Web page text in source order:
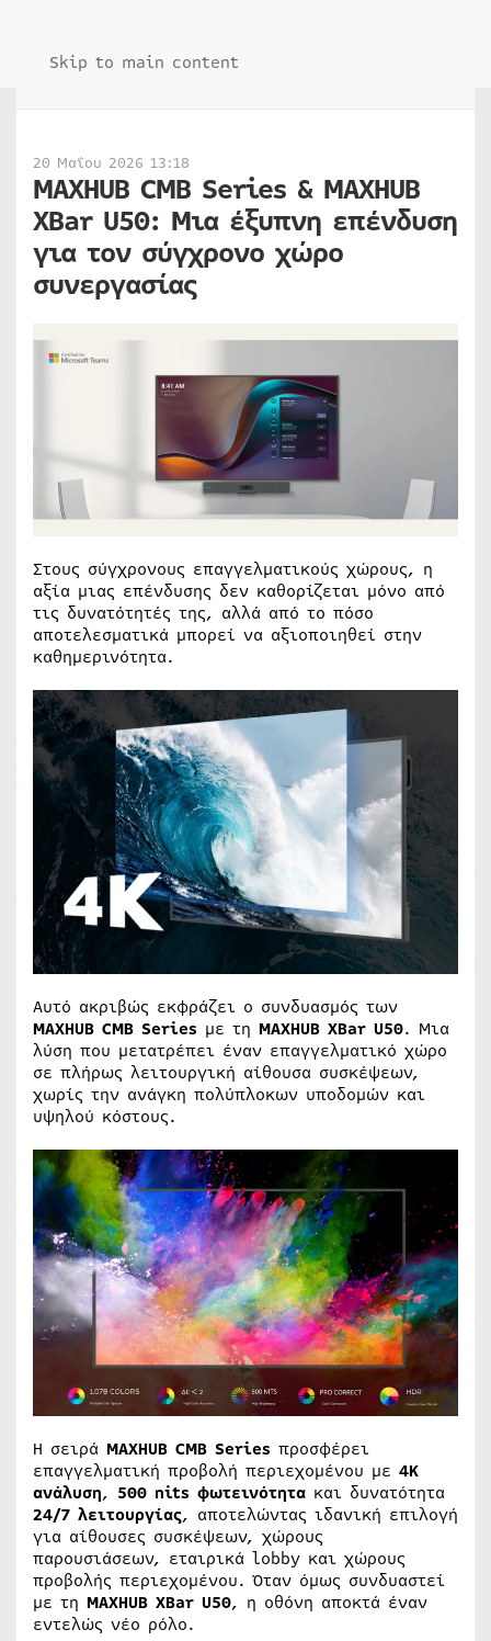
Skip to main content
20 Μαΐου 2026 13:18
MAXHUB CMB Series & MAXHUB
XBar U50: Μια έξυπνη επένδυση
για τον σύγχρονο χώρο
συνεργασίας
Στους σύγχρονους επαγγελματικούς χώρους, η
αξία μιας επένδυσης δεν καθορίζεται μόνο από
τις δυνατότητές της, αλλά από το πόσο
αποτελεσματικά μπορεί να αξιοποιηθεί στην
καθημερινότητα.
Αυτό ακριβώς εκφράζει ο συνδυασμός των
MAXHUB CMB Series με τη MAXHUB XBar U50. Μια
λύση που μετατρέπει έναν επαγγελματικό χώρο
σε πλήρως λειτουργική αίθουσα συσκέψεων,
χωρίς την ανάγκη πολύπλοκων υποδομών και
υψηλού κόστους.
Η σειρά MAXHUB CMB Series προσφέρει
επαγγελματική προβολή περιεχομένου με 4K
ανάλυση, 500 nits φωτεινότητα και δυνατότητα
24/7 λειτουργίας, αποτελώντας ιδανική επιλογή
για αίθουσες συσκέψεων, χώρους
παρουσιάσεων, εταιρικά lobby και χώρους
προβολής περιεχομένου. Όταν όμως συνδυαστεί
με τη MAXHUB XBar U50, η οθόνη αποκτά έναν
εντελώς νέο ρόλο.